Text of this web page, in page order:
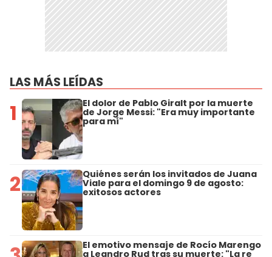
LAS MÁS LEÍDAS
1 El dolor de Pablo Giralt por la muerte
de Jorge Messi: "Era muy importante
para mí"
2 Quiénes serán los invitados de Juana
Viale para el domingo 9 de agosto:
exitosos actores
El emotivo mensaje de Rocío Marengo
a Leandro Rud tras su muerte: "La re